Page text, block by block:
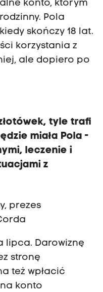
konto, którym
Pola
skończy 18 lat.
korzystania z
ale dopiero po
tyle trafi
miała Pola -
leczenie i
z
prezes
lipca. Darowiznę
stronę
też wpłacić
konto